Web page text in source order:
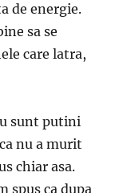
de energie.
sa se
care latra,
sunt putini
nu a murit
chiar asa.
spus ca dupa